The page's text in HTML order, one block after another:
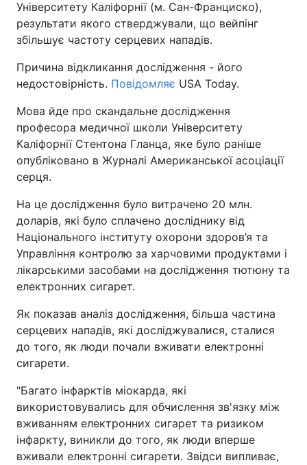
Університету Каліфорнії (м. Сан-Франциско),
результати якого стверджували, що вейпінг
збільшує частоту серцевих нападів.
Причина відкликання дослідження - його
недостовірність. Повідомляє USA Today.
Мова йде про скандальне дослідження
професора медичної школи Університету
Каліфорнії Стентона Гланца, яке було раніше
опубліковано в Журналі Американської асоціації
серця.
На це дослідження було витрачено 20 млн.
доларів, які було сплачено досліднику від
Національного інституту охорони здоров’я та
Управління контролю за харчовими продуктами і
лікарськими засобами на дослідження тютюну та
електронних сигарет.
Як показав аналіз дослідження, більша частина
серцевих нападів, які досліджувалися, сталися
до того, як люди почали вживати електронні
сигарети.
"Багато інфарктів міокарда, які
використовувались для обчислення зв'язку між
вживанням електронних сигарет та ризиком
інфаркту, виникли до того, як люди вперше
вживали електронні сигарети. Звідси випливає,